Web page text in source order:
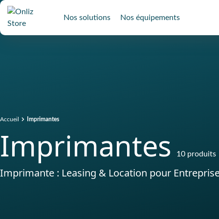
Nos solutions Nos équipements
Accueil Imprimantes
Imprimantes 10 produits
Imprimante : Leasing & Location pour